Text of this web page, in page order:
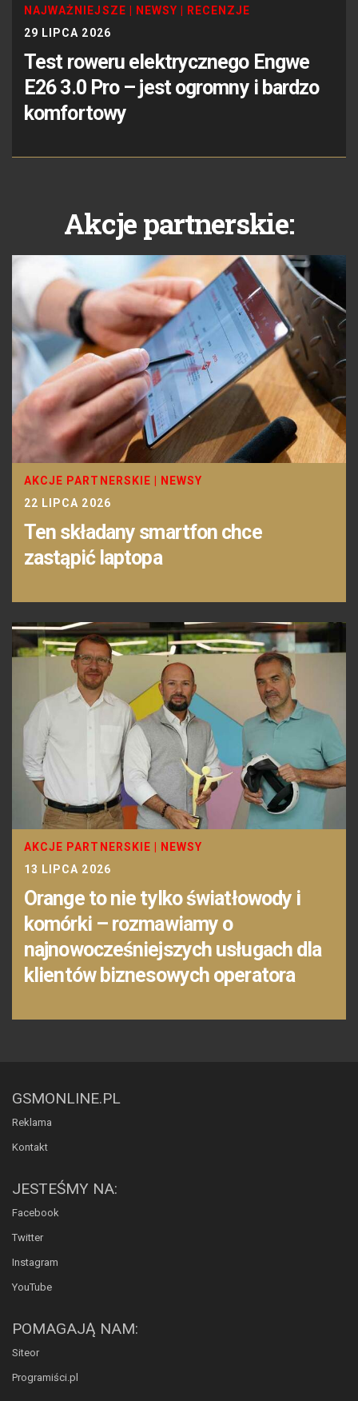
NAJWAŻNIEJSZE NEWSY
RECENZJE
29 LIPCA 2026
Test roweru elektrycznego Engwe
E26 3.0 Pro – jest ogromny i bardzo
komfortowy
Akcje partnerskie:
AKCJE PARTNERSKIE
NEWSY
22 LIPCA 2026
Ten składany smartfon chce
zastąpić laptopa
AKCJE PARTNERSKIE
NEWSY
13 LIPCA 2026
Orange to nie tylko światłowody i
komórki – rozmawiamy o
najnowocześniejszych usługach dla
klientów biznesowych operatora
GSMONLINE.PL
Reklama
Kontakt
JESTEŚMY NA:
Facebook
Twitter
Instagram
YouTube
POMAGAJĄ NAM:
Siteor
Programiści.pl